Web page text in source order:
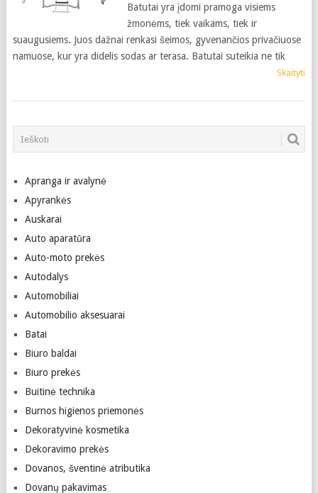
Batutai yra įdomi pramoga visiems
žmonėms, tiek vaikams, tiek ir
suaugusiems. Juos dažnai renkasi šeimos, gyvenančios privačiuose
namuose, kur yra didelis sodas ar terasa. Batutai suteikia ne tik
Skaityti
Apranga ir avalynė
Apyrankės
Auskarai
Auto aparatūra
Auto-moto prekės
Autodalys
Automobiliai
Automobilio aksesuarai
Batai
Biuro baldai
Biuro prekės
Buitinė technika
Burnos higienos priemonės
Dekoratyvinė kosmetika
Dekoravimo prekės
Dovanos, šventinė atributika
Dovanų pakavimas